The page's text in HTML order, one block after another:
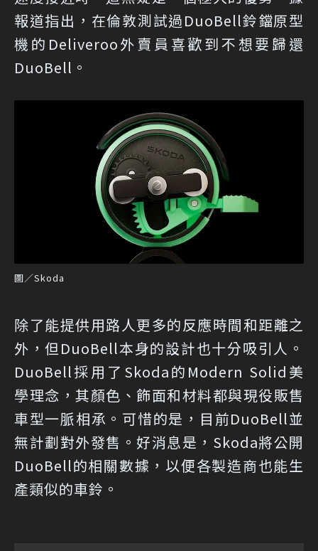
報道指出，在倫敦測試過DuoBell鈴鐺原型
機的Deliveroo外賣員喜歡到不想要歸還
DuoBell。
圖／Skoda
除了能提供用路人更多的反應時間和距離之
外，但DuoBell本身的設計也十分吸引人。
DuoBell採用了Skoda的Modern Solid美
學理念，其顏色、飾面和材料都與現役販售
車型一脈相承。可惜的是，目前DuoBell並
無計劃對外發售。好消息是，Skoda將公開
DuoBell的相關數據，以便各製造商也能生
產類似的車鈴。